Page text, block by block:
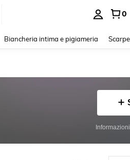
0
Biancheria intima e pigiameria Scarpe